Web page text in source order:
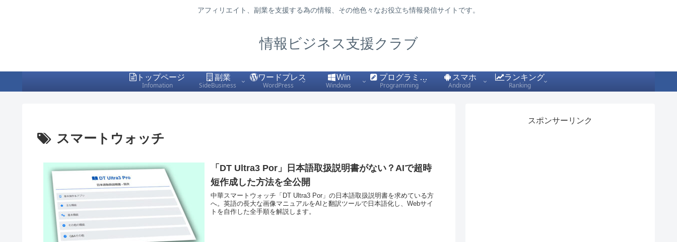
アフィリエイト、副業を支援する為の情報、その他色々なお役立ち情報発信サイトです。
情報ビジネス支援クラブ
トップページ
Infomation
副業
SideBusiness
ワードプレス
WordPress
Win
Windows
プログラミング
Programming
スマホ
Android
ランキング
Ranking
スマートウォッチ
「DT Ultra3 Por」日本語取扱説明書がない？AIで超時
短作成した方法を全公開
中華スマートウォッチ「DT Ultra3 Por」の日本語取扱説明書を求めている方
へ。英語の長大な画像マニュアルをAIと翻訳ツールで日本語化し、Webサイ
トを自作した全手順を解説します。
スポンサーリンク